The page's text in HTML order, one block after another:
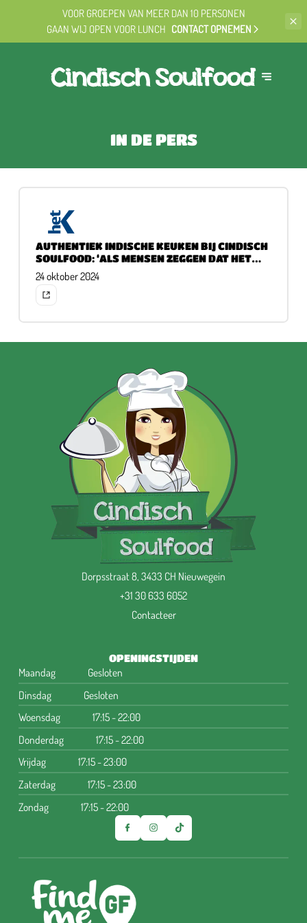
VOOR GROEPEN VAN MEER DAN 10 PERSONEN
GAAN WIJ OPEN VOOR LUNCH CONTACT OPNEMEN
IN DE PERS
AUTHENTIEK INDISCHE KEUKEN BIJ CINDISCH
SOULFOOD: ‘ALS MENSEN ZEGGEN DAT HET
NET ZO SMAAKT ALS THUIS, WEET IK DAT HET
GOED IS’
24 oktober 2024
Dorpsstraat 8, 3433 CH Nieuwegein
+31 30 633 6052
Contacteer
OPENINGSTIJDEN
Maandag
Gesloten
Dinsdag
Gesloten
Woensdag
17:15 - 22:00
Donderdag
17:15 - 22:00
Vrijdag
17:15 - 23:00
Zaterdag
17:15 - 23:00
Zondag
17:15 - 22:00